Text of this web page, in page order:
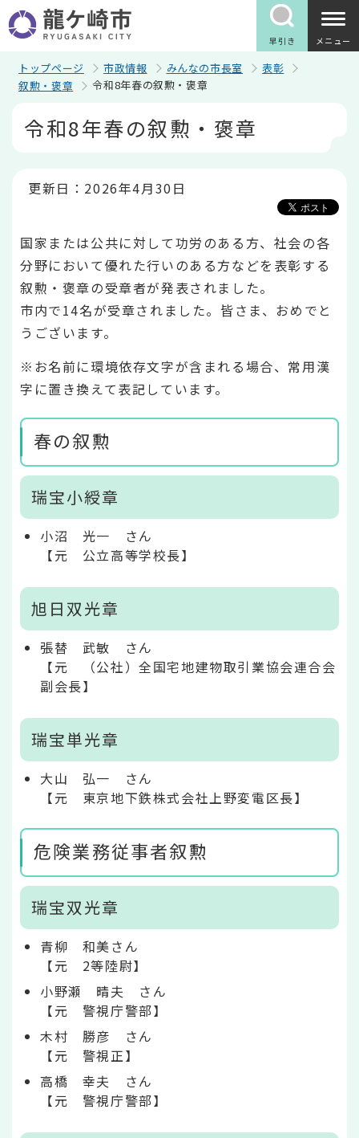
の
ペ
早引き メニュー
トップページ 市政情報 みんなの市長室
表彰
叙勲・褒章
令和8年春の叙勲・褒章
令和8年春の叙勲・褒章
更新日：2026年4月30日
国家または公共に対して功労のある方、社会の各
分野において優れた行いのある方などを表彰する
叙勲・褒章の受章者が発表されました。
市内で14名が受章されました。皆さま、おめでと
うございます。
※お名前に環境依存文字が含まれる場合、常用漢
字に置き換えて表記しています。
春の叙勲
瑞宝小綬章
小沼 光一 さん
【元 公立高等学校長】
旭日双光章
張替 武敏 さん
【元 （公社）全国宅地建物取引業協会連合会
副会長】
瑞宝単光章
大山 弘一 さん
【元 東京地下鉄株式会社上野変電区長】
危険業務従事者叙勲
瑞宝双光章
青柳 和美さん
【元 2等陸尉】
小野瀬 晴夫 さん
【元 警視庁警部】
木村 勝彦 さん
【元 警視正】
高橋 幸夫 さん
【元 警視庁警部】